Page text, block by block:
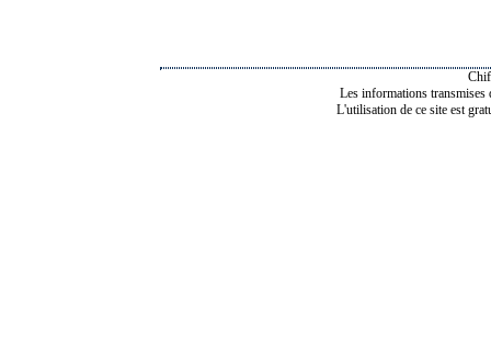
Les informations transmises
L'utilisation de ce site est